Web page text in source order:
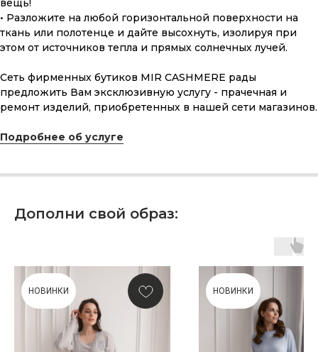
вещь!
• Разложите на любой горизонтальной поверхности на
ткань или полотенце и дайте высохнуть, изолируя при
этом от источников тепла и прямых солнечных лучей.
Сеть фирменных бутиков MIR CASHMERE рады
предложить Вам эксклюзивную услугу - прачечная и
ремонт изделий, приобретенных в нашей сети магазинов.
Подробнее об услуге
Дополни свой образ:
НОВИНКИ НОВИНКИ
Что может быть лучше подарка,
КУПИТЬ КАРТУ
Скидка 10% за подписку
на Телеграм канал